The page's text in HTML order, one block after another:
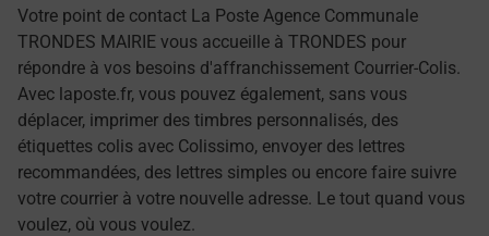
Votre point de contact La Poste Agence Communale
TRONDES MAIRIE vous accueille à TRONDES pour
répondre à vos besoins d'affranchissement Courrier-Colis.
Avec laposte.fr, vous pouvez également, sans vous
déplacer, imprimer des timbres personnalisés, des
étiquettes colis avec Colissimo, envoyer des lettres
recommandées, des lettres simples ou encore faire suivre
votre courrier à votre nouvelle adresse. Le tout quand vous
voulez, où vous voulez.